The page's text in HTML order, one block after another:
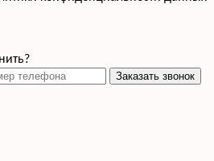
Заказать звонок